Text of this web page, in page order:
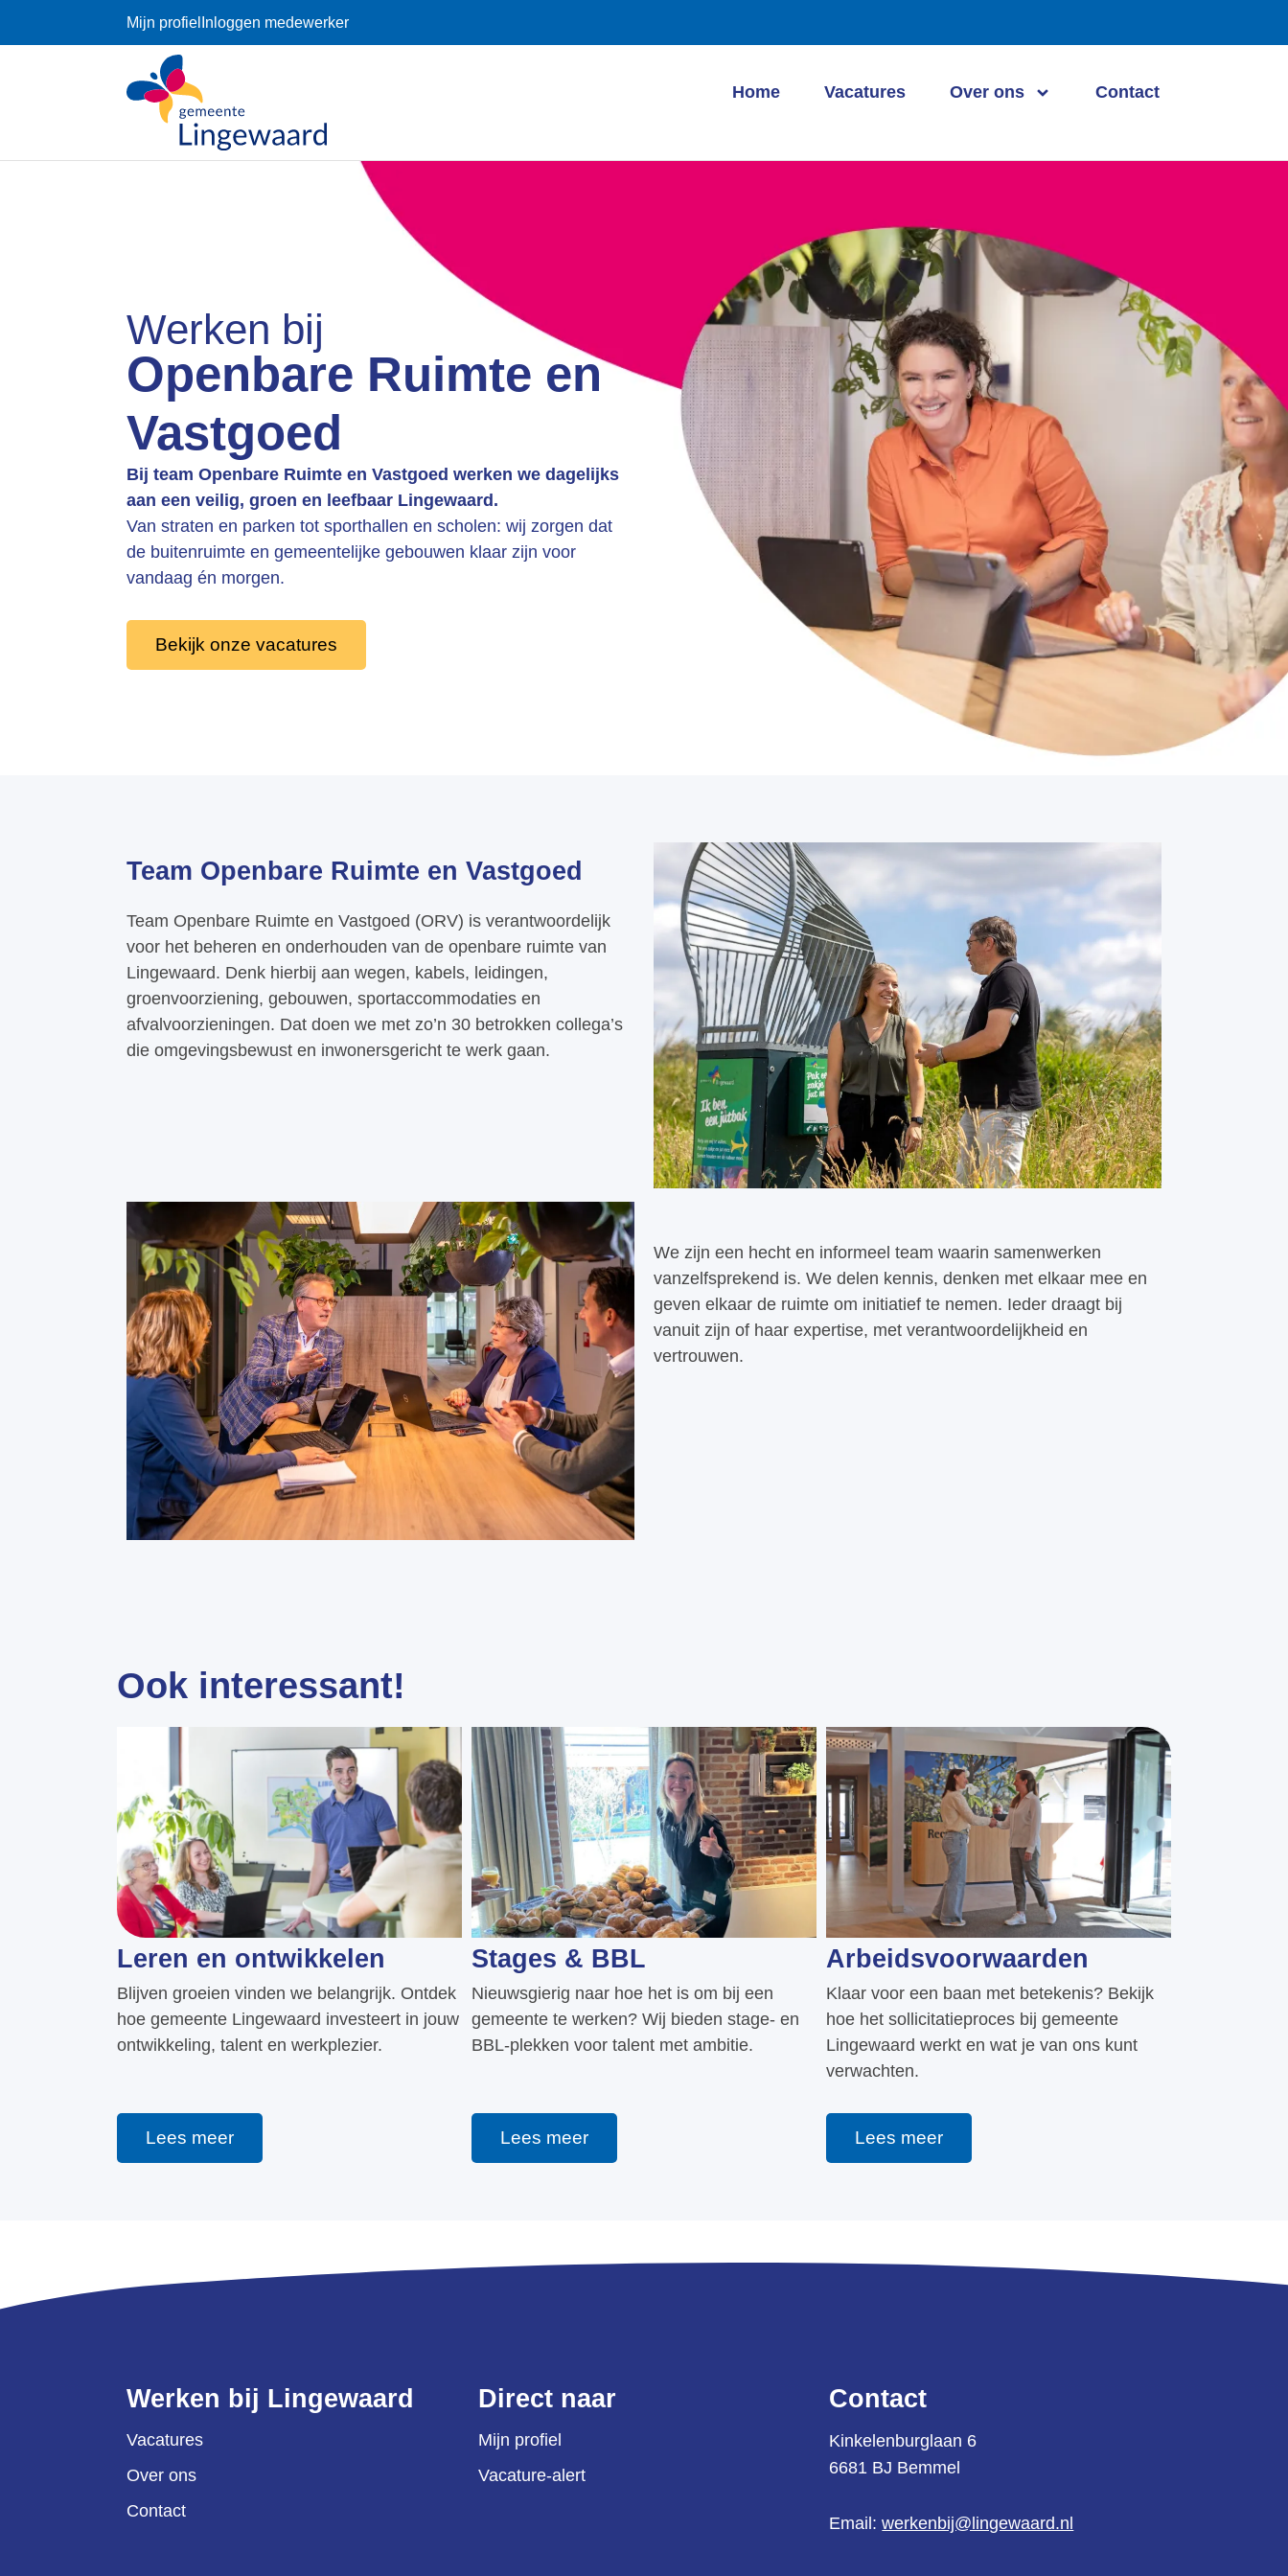
Mijn profiel Inloggen medewerker
Home Vacatures Over ons Contact
Werken bij
Openbare Ruimte en
Vastgoed
Bij team Openbare Ruimte en Vastgoed werken we dagelijks
aan een veilig, groen en leefbaar Lingewaard.
Van straten en parken tot sporthallen en scholen: wij zorgen dat
de buitenruimte en gemeentelijke gebouwen klaar zijn voor
vandaag én morgen.
Bekijk onze vacatures
Team Openbare Ruimte en Vastgoed
Team Openbare Ruimte en Vastgoed (ORV) is verantwoordelijk
voor het beheren en onderhouden van de openbare ruimte van
Lingewaard. Denk hierbij aan wegen, kabels, leidingen,
groenvoorziening, gebouwen, sportaccommodaties en
afvalvoorzieningen. Dat doen we met zo’n 30 betrokken collega’s
die omgevingsbewust en inwonersgericht te werk gaan.
We zijn een hecht en informeel team waarin samenwerken
vanzelfsprekend is. We delen kennis, denken met elkaar mee en
geven elkaar de ruimte om initiatief te nemen. Ieder draagt bij
vanuit zijn of haar expertise, met verantwoordelijkheid en
vertrouwen.
Ook interessant!
Leren en ontwikkelen
Blijven groeien vinden we belangrijk. Ontdek
hoe gemeente Lingewaard investeert in jouw
ontwikkeling, talent en werkplezier.
Lees meer
Stages & BBL
Nieuwsgierig naar hoe het is om bij een
gemeente te werken? Wij bieden stage- en
BBL-plekken voor talent met ambitie.
Lees meer
Arbeidsvoorwaarden
Klaar voor een baan met betekenis? Bekijk
hoe het sollicitatieproces bij gemeente
Lingewaard werkt en wat je van ons kunt
verwachten.
Lees meer
Werken bij Lingewaard
Vacatures
Over ons
Contact
Direct naar
Mijn profiel
Vacature-alert
Contact
Kinkelenburglaan 6
6681 BJ Bemmel
Email:werkenbij@lingewaard.nl